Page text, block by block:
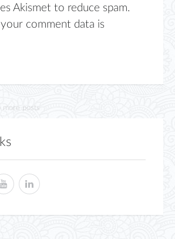
Akismet to reduce spam.
comment data is
more posts